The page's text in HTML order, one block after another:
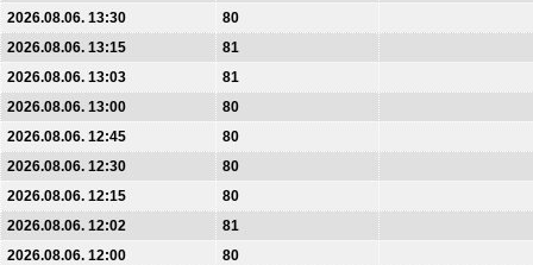
2026.08.06. 13:30
80
2026.08.06. 13:15
81
2026.08.06. 13:03
81
2026.08.06. 13:00
80
2026.08.06. 12:45
80
2026.08.06. 12:30
80
2026.08.06. 12:15
80
2026.08.06. 12:02
81
2026.08.06. 12:00
80